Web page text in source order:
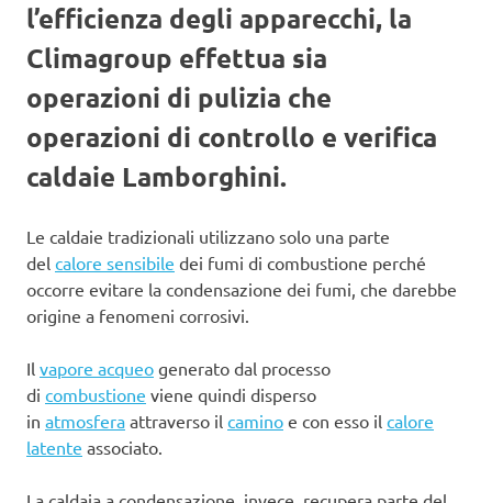
l’efficienza degli apparecchi, la
Climagroup effettua sia
operazioni di pulizia che
operazioni di controllo e verifica
caldaie Lamborghini.
Le caldaie tradizionali utilizzano solo una parte
del calore sensibile dei fumi di combustione perché
occorre evitare la condensazione dei fumi, che darebbe
origine a fenomeni corrosivi.
Il vapore acqueo generato dal processo
di combustione viene quindi disperso
in atmosfera attraverso il camino e con esso il calore
latente associato.